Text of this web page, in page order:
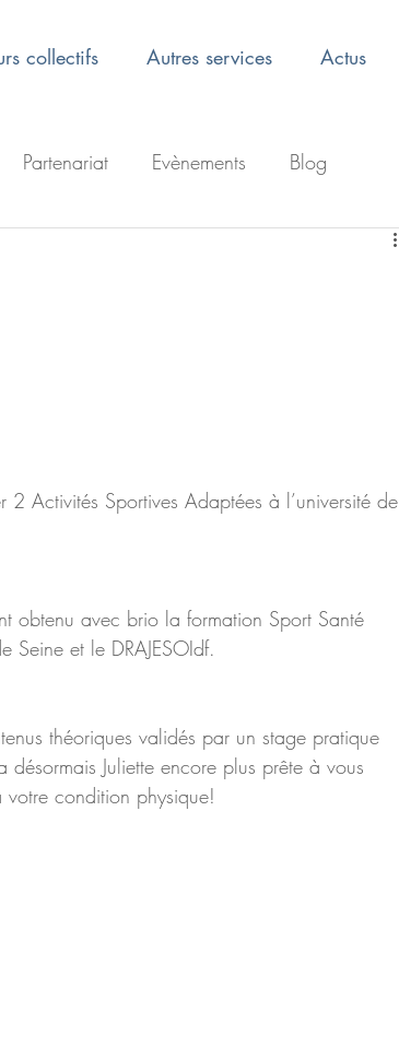
collectifs Autres services Actus
Partenariat Evènements Blog
Activités Sportives Adaptées à l’université de
obtenu avec brio la formation Sport Santé
Seine et le DRAJESOIdf.
théoriques validés par un stage pratique
désormais Juliette encore plus prête à vous
condition physique!